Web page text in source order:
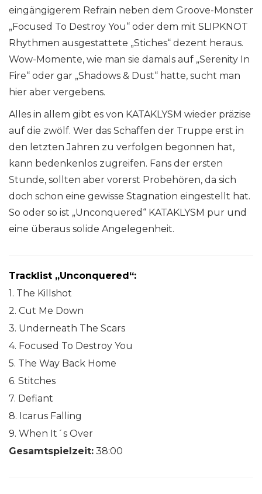
eingängigerem Refrain neben dem Groove-Monster
„Focused To Destroy You“ oder dem mit SLIPKNOT
Rhythmen ausgestattete „Stiches“ dezent heraus.
Wow-Momente, wie man sie damals auf „Serenity In
Fire“ oder gar „Shadows & Dust“ hatte, sucht man
hier aber vergebens.
Alles in allem gibt es von KATAKLYSM wieder präzise
auf die zwölf. Wer das Schaffen der Truppe erst in
den letzten Jahren zu verfolgen begonnen hat,
kann bedenkenlos zugreifen. Fans der ersten
Stunde, sollten aber vorerst Probehören, da sich
doch schon eine gewisse Stagnation eingestellt hat.
So oder so ist „Unconquered“ KATAKLYSM pur und
eine überaus solide Angelegenheit.
Tracklist „Unconquered“:
1. The Killshot
2. Cut Me Down
3. Underneath The Scars
4. Focused To Destroy You
5. The Way Back Home
6. Stitches
7. Defiant
8. Icarus Falling
9. When It´s Over
Gesamtspielzeit: 38:00